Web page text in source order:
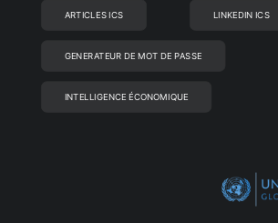
ARTICLES ICS LINKEDIN ICS
GENERATEUR DE MOT DE PASSE
INTELLIGENCE ÉCONOMIQUE